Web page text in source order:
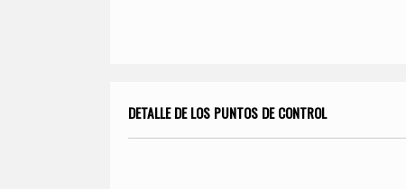
DETALLE DE LOS PUNTOS DE CONTROL